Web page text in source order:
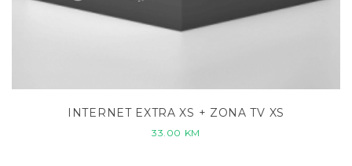
INTERNET EXTRA XS + ZONA TV XS
33.00 KM